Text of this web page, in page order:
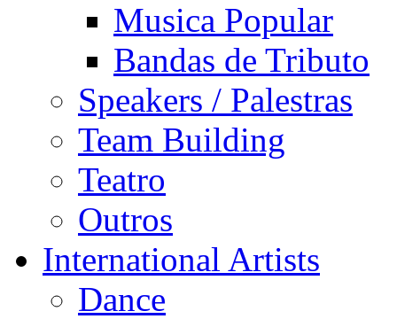
Musica Popular
Bandas de Tributo
Speakers / Palestras
Team Building
Teatro
Outros
International Artists
Dance